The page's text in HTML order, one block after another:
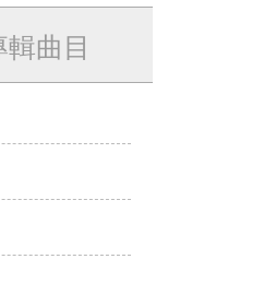
輯曲目